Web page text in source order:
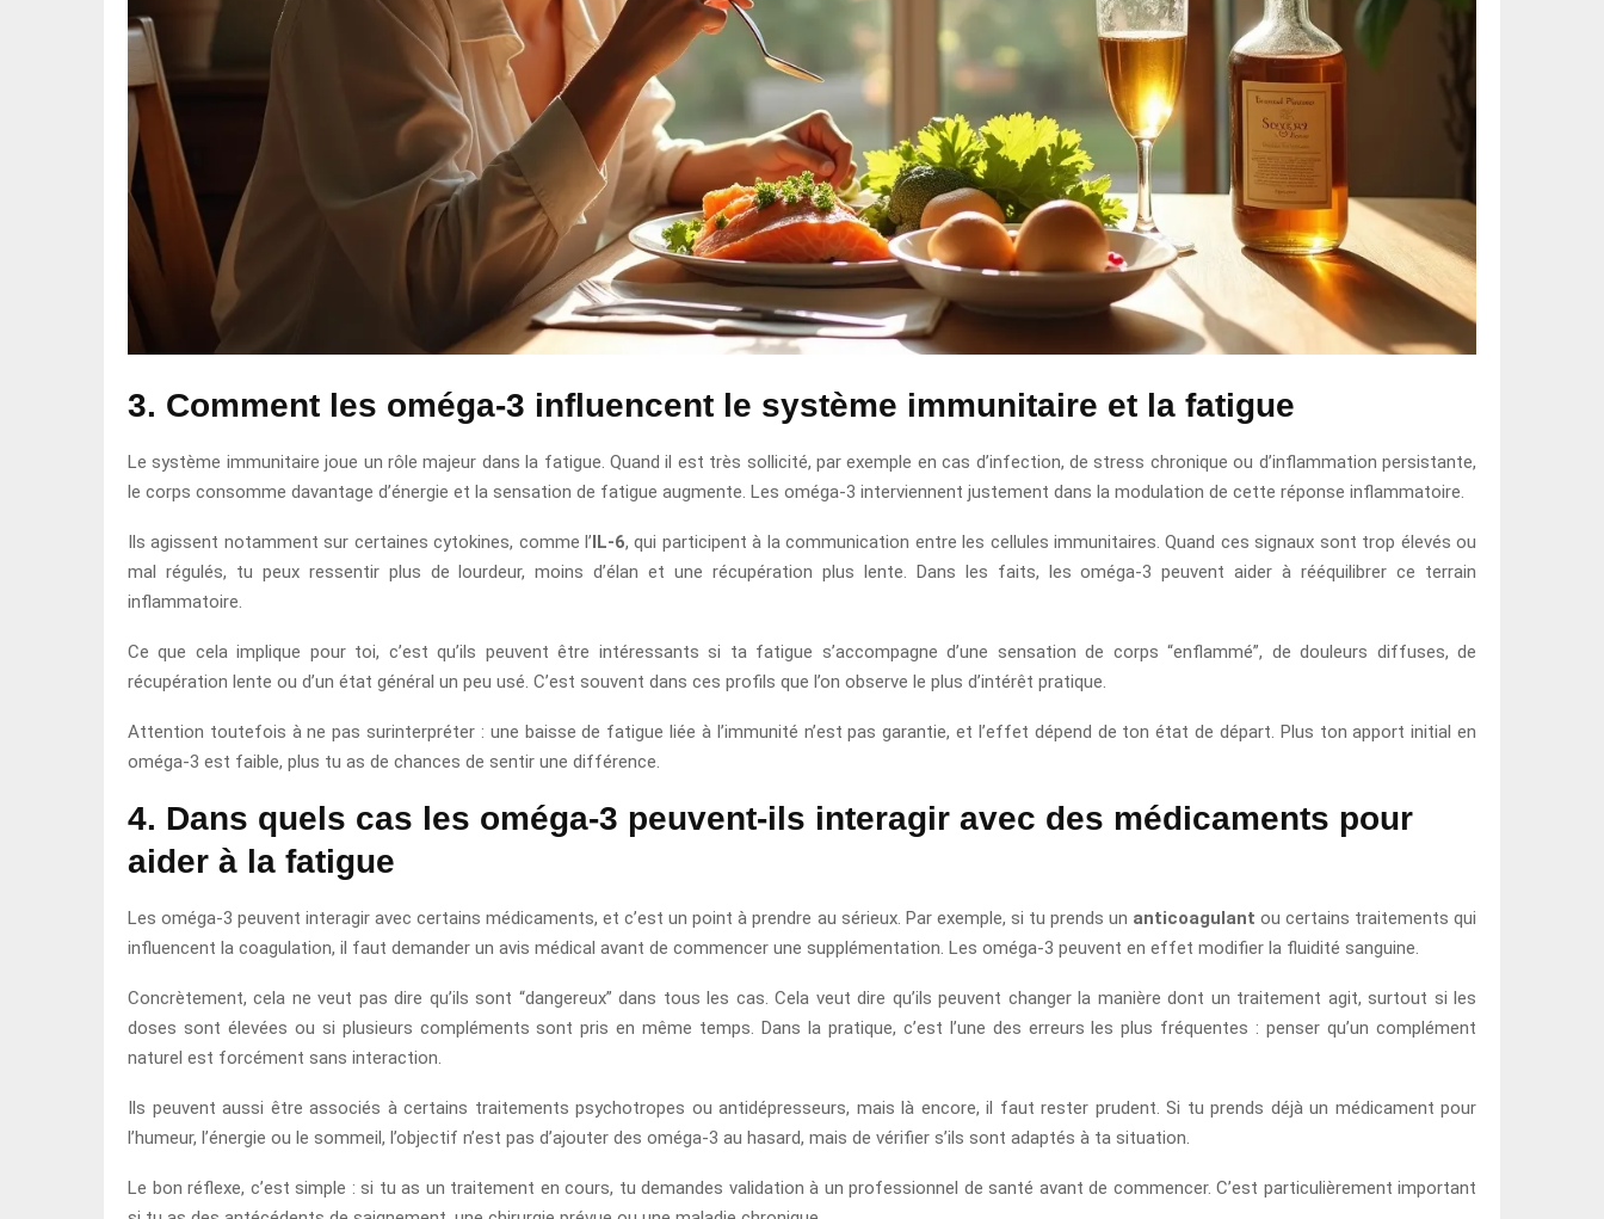
3. Comment les oméga-3 influencent le système immunitaire et la fatigue
Le système immunitaire joue un rôle majeur dans la fatigue. Quand il est très sollicité, par exemple en cas d’infection, de stress chronique ou d’inflammation persistante,
le corps consomme davantage d’énergie et la sensation de fatigue augmente. Les oméga-3 interviennent justement dans la modulation de cette réponse inflammatoire.
Ils agissent notamment sur certaines cytokines, comme l’IL-6, qui participent à la communication entre les cellules immunitaires. Quand ces signaux sont trop élevés ou
mal régulés, tu peux ressentir plus de lourdeur, moins d’élan et une récupération plus lente. Dans les faits, les oméga-3 peuvent aider à rééquilibrer ce terrain
inflammatoire.
Ce que cela implique pour toi, c’est qu’ils peuvent être intéressants si ta fatigue s’accompagne d’une sensation de corps “enflammé”, de douleurs diffuses, de
récupération lente ou d’un état général un peu usé. C’est souvent dans ces profils que l’on observe le plus d’intérêt pratique.
Attention toutefois à ne pas surinterpréter : une baisse de fatigue liée à l’immunité n’est pas garantie, et l’effet dépend de ton état de départ. Plus ton apport initial en
oméga-3 est faible, plus tu as de chances de sentir une différence.
4. Dans quels cas les oméga-3 peuvent-ils interagir avec des médicaments pour
aider à la fatigue
Les oméga-3 peuvent interagir avec certains médicaments, et c’est un point à prendre au sérieux. Par exemple, si tu prends un anticoagulant ou certains traitements qui
influencent la coagulation, il faut demander un avis médical avant de commencer une supplémentation. Les oméga-3 peuvent en effet modifier la fluidité sanguine.
Concrètement, cela ne veut pas dire qu’ils sont “dangereux” dans tous les cas. Cela veut dire qu’ils peuvent changer la manière dont un traitement agit, surtout si les
doses sont élevées ou si plusieurs compléments sont pris en même temps. Dans la pratique, c’est l’une des erreurs les plus fréquentes : penser qu’un complément
naturel est forcément sans interaction.
Ils peuvent aussi être associés à certains traitements psychotropes ou antidépresseurs, mais là encore, il faut rester prudent. Si tu prends déjà un médicament pour
l’humeur, l’énergie ou le sommeil, l’objectif n’est pas d’ajouter des oméga-3 au hasard, mais de vérifier s’ils sont adaptés à ta situation.
Le bon réflexe, c’est simple : si tu as un traitement en cours, tu demandes validation à un professionnel de santé avant de commencer. C’est particulièrement important